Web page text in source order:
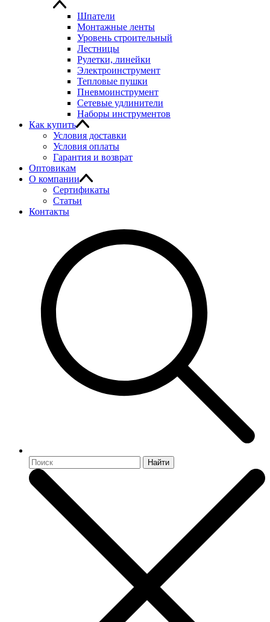
Шпатели
Монтажные ленты
Уровень строительный
Лестницы
Рулетки, линейки
Электроинструмент
Тепловые пушки
Пневмоинструмент
Сетевые удлинители
Наборы инструментов
Как купить
Условия доставки
Условия оплаты
Гарантия и возврат
Оптовикам
О компании
Сертификаты
Статьи
Контакты
Найти